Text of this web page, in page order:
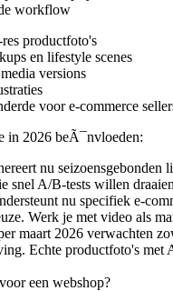
workflow
productfoto's
en lifestyle scenes
versions
voor e-commerce
in 2026 beÃ¯nvloeden:
nu seizoensgebonden
snel A/B-tests willen
nu specifiek e-
Werk je met video als
maart 2026 verwachten
Echte productfoto's
een webshop?